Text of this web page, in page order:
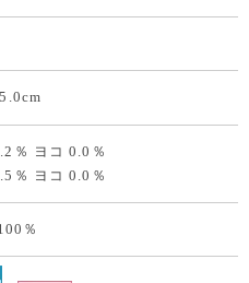
％ ヨコ 0.0％
％ ヨコ 0.0％
％